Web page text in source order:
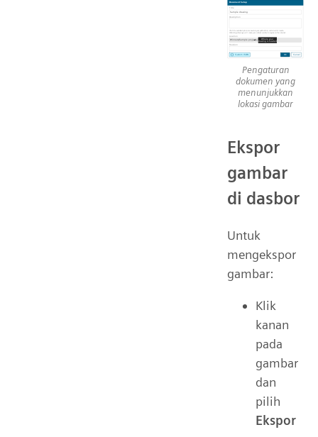
Pengaturan
dokumen yang
menunjukkan
lokasi gambar
Ekspor
gambar
di dasbor
Untuk
mengekspor
gambar:
Klik
kanan
pada
gambar
dan
pilih
Ekspor